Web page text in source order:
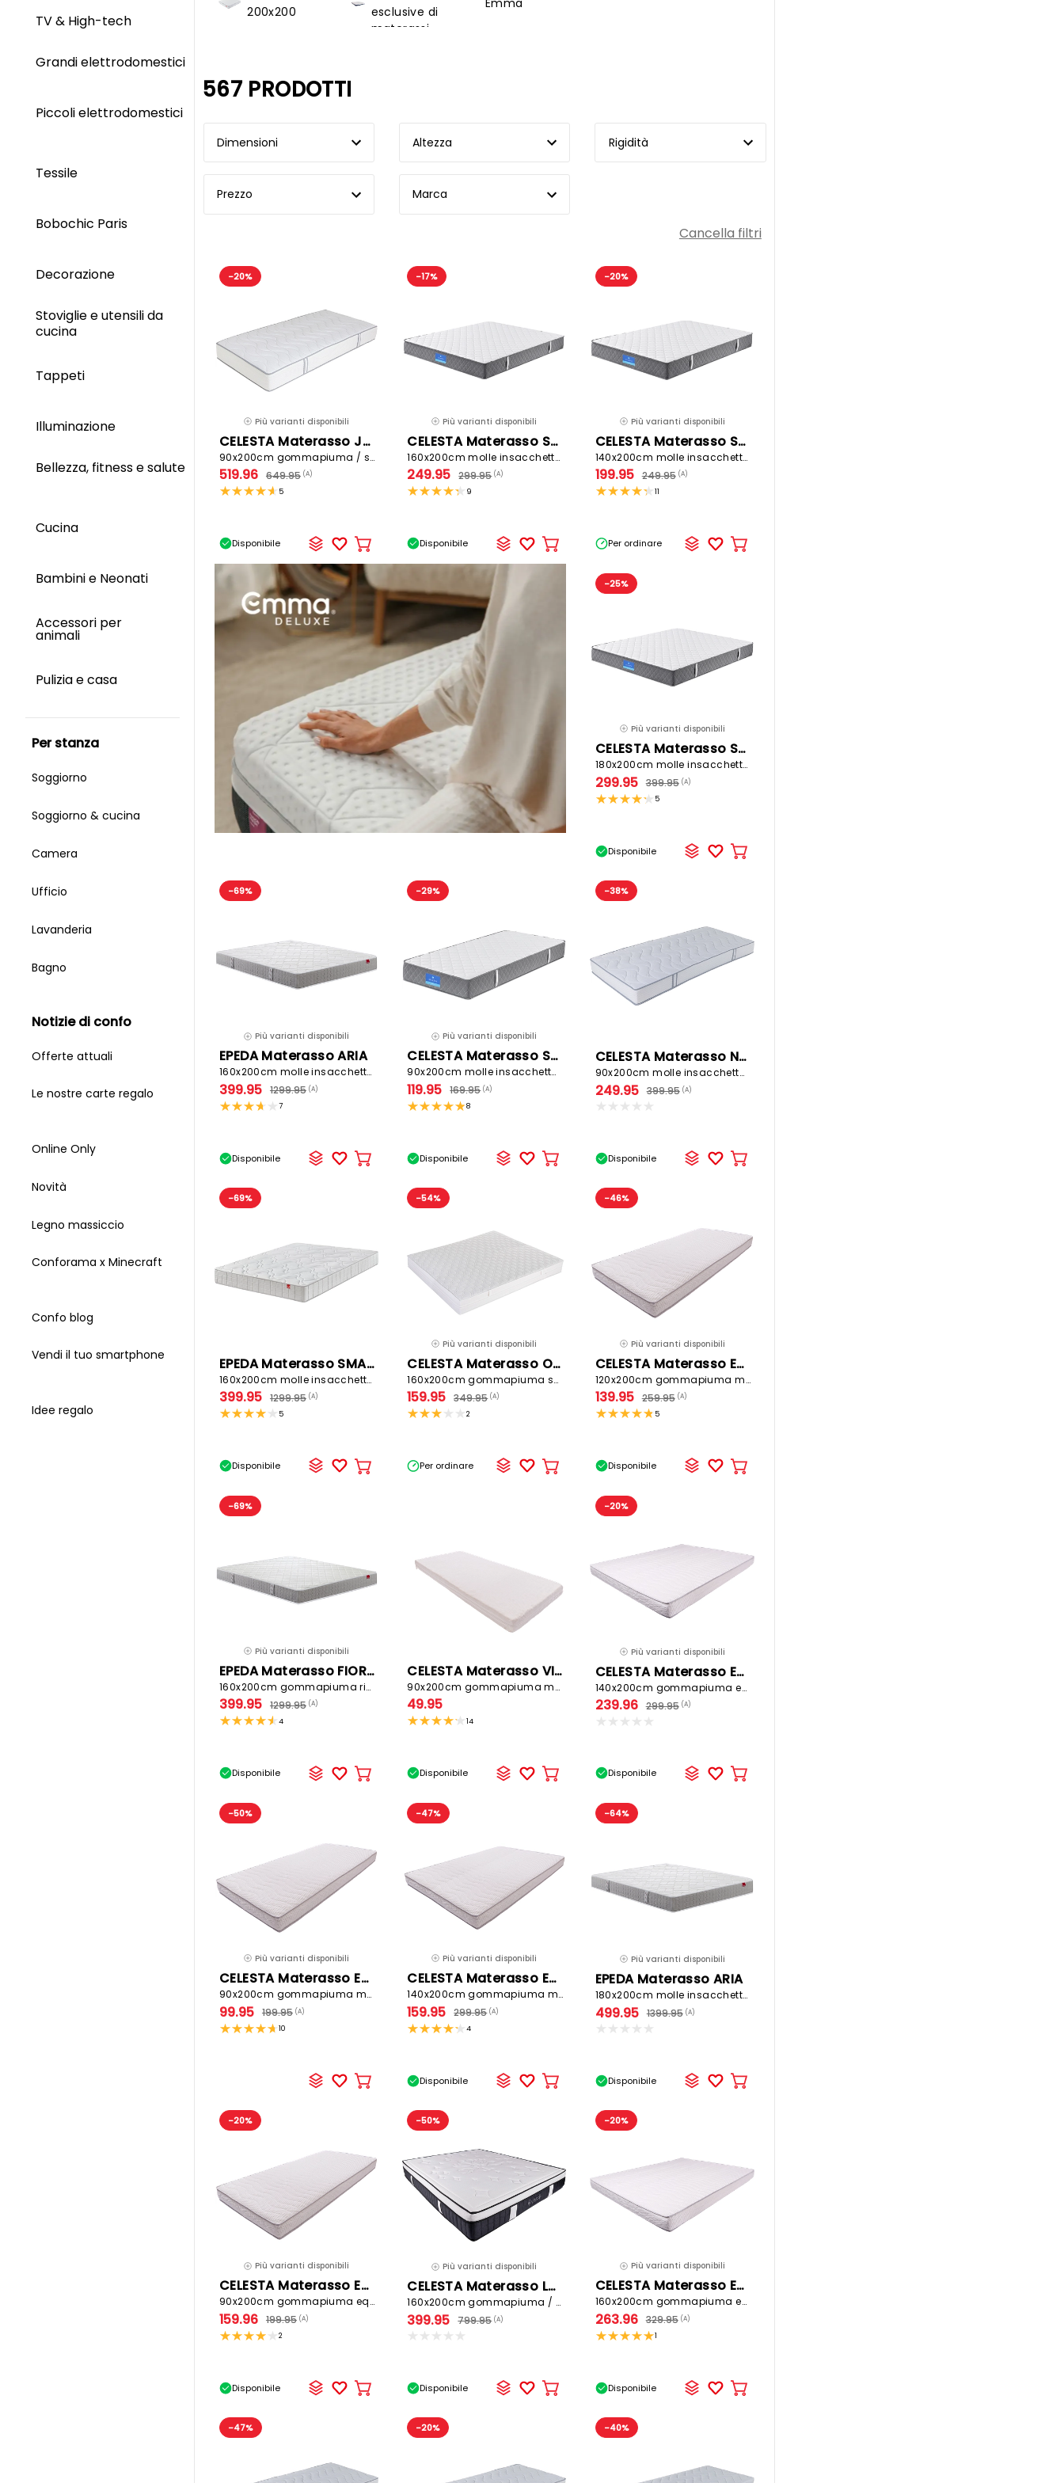
TV & High-tech
Grandi elettrodomestici
Piccoli elettrodomestici
Tessile
Bobochic Paris
Decorazione
Stoviglie e utensili da
cucina
Tappeti
Illuminazione
Bellezza, fitness e salute
Cucina
Bambini e Neonati
Accessori per
animali
Pulizia e casa
per stanza
Soggiorno
Soggiorno & cucina
Camera
Ufficio
Lavanderia
Bagno
notizie di confo
Offerte attuali
Le nostre carte regalo
Online Only
Novità
Legno massiccio
Conforama x Minecraft
Confo blog
Vendi il tuo smartphone
Idee regalo
200x200
esclusive di
materassi
Emma
567 PRODOTTI
Dimensioni Altezza Rigidità
Prezzo Marca
Cancella filtri
-20%
Più varianti disponibili
CELESTA Materasso JUPITER
90x200cm gommapiuma / schiuma viscoelastica medio / rigido
519.96 649.95 (A)
5
Disponibile Aggiungere
al
carrello
-17%
Più varianti disponibili
CELESTA Materasso SYMPHONY
160x200cm molle insacchettate / gommapiuma
249.95 299.95 (A)
9
Disponibile Aggiungere
al
carrello
-20%
Più varianti disponibili
CELESTA Materasso SYMPHONY
140x200cm molle insacchettate / gommapiuma
199.95 249.95 (A)
11
Per ordinare Aggiungere
-25%
Più varianti disponibili
CELESTA Materasso SYMPHONY
180x200cm molle insacchettate / gommapiuma
299.95 399.95 (A)
5
Disponibile Aggiungere
-69%
Più varianti disponibili
EPEDA Materasso ARIA
160x200cm molle insacchettate rigido
399.95 1299.95 (A)
7
Disponibile Aggiungere
carrello
-29%
Più varianti disponibili
CELESTA Materasso SYMPHONY
90x200cm molle insacchettate / gommapiuma
119.95 169.95 (A)
8
Disponibile Aggiungere
carrello
-38%
CELESTA Materasso NEPTUNE II
90x200cm molle insacchettate / gommapiuma medio
249.95 399.95 (A)
Disponibile Aggiungere
-69%
EPEDA Materasso SMART
160x200cm molle insacchettate rigido
399.95 1299.95 (A)
5
Disponibile Aggiungere
-54%
Più varianti disponibili
CELESTA Materasso ORTHO MICROFIBRE
160x200cm gommapiuma semirigido
159.95 349.95 (A)
2
Per ordinare Aggiungere
carrello
-46%
Più varianti disponibili
CELESTA Materasso EQUINOXE
120x200cm gommapiuma medio
139.95 259.95 (A)
5
Disponibile Aggiungere
-69%
Più varianti disponibili
EPEDA Materasso FIORA
160x200cm gommapiuma rigido
399.95 1299.95 (A)
4
Disponibile Aggiungere
carrello
CELESTA Materasso VITA
90x200cm gommapiuma medio
49.95
14
Disponibile Aggiungere
carrello
-20%
Più varianti disponibili
CELESTA Materasso ECLIPSED
140x200cm gommapiuma equilibrato
239.96 299.95 (A)
Disponibile Aggiungere
-50%
Più varianti disponibili
CELESTA Materasso EQUINOXE
90x200cm gommapiuma medio
99.95 199.95 (A)
10
Aggiungere
carrello
-47%
Più varianti disponibili
CELESTA Materasso EQUINOXE
140x200cm gommapiuma medio
159.95 299.95 (A)
4
Disponibile Aggiungere
carrello
-64%
Più varianti disponibili
EPEDA Materasso ARIA
180x200cm molle insacchettate rigido
499.95 1399.95 (A)
Disponibile Aggiungere
-20%
Più varianti disponibili
CELESTA Materasso ECLIPSED
90x200cm gommapiuma equilibrato
159.96 199.95 (A)
2
Disponibile Aggiungere
carrello
-50%
Più varianti disponibili
CELESTA Materasso LYS
160x200cm gommapiuma / schiuma viscoelastica / schiuma ibrida semirigido
399.95 799.95 (A)
Disponibile Aggiungere
carrello
-20%
Più varianti disponibili
CELESTA Materasso ECLIPSED
160x200cm gommapiuma equilibrato
263.96 329.95 (A)
1
Disponibile Aggiungere
-47% -20% -40%